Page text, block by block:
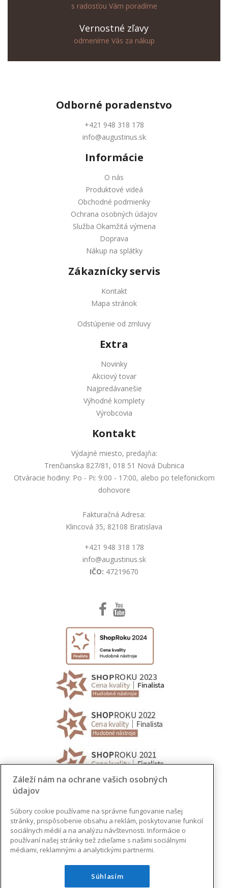
s radosťou Vám poradíme
Vernostné zľavy
odmeníme Vás za nákup
Odborné poradenstvo
+421 948 318 178
info@augustinus.sk
Informácie
O nás
Produktové videá
Obchodné podmienky
Ochrana osobných údajov
Služba Okamžitá výmena
Doprava
Nákup na splátky
Zákaznícky servis
Kontakt
Mapa stránok
Odstúpenie od zmluvy
Extra
Novinky
Akciový tovar
Najpredávanešie
Výhodné komplety
Výrobcovia
Kontakt
Výdajné miesto, predajňa:
Trenčianska 827/81, 018 51 Nová Dubnica
Otváracie hodiny: Po - Pi: 9:00 - 17:00, alebo po telefonickom
dohovore
Fakturačná Adresa:
Klincová 35, 82108 Bratislava
+421 948 318 178
info@augustinus.sk
IČO: 47219670
Záleží nám na ochrane vašich osobných
údajov
Súbory cookie používame na správne fungovanie našej
stránky, prispôsobenie obsahu a reklám, poskytovanie funkcií
sociálnych médií a na analýzu návštevnosti. Informácie o
používaní našej stránky tiež zdieľame s našimi sociálnymi
médiami, reklamnými a analytickými partnermi.
Súhlasím